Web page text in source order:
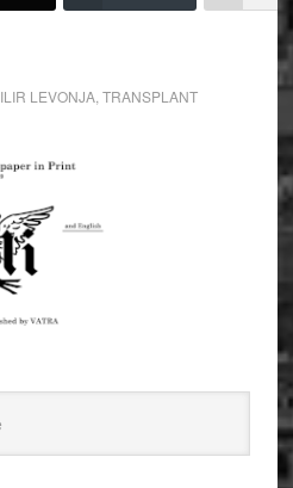
ILIR LEVONJA, TRANSPLANT